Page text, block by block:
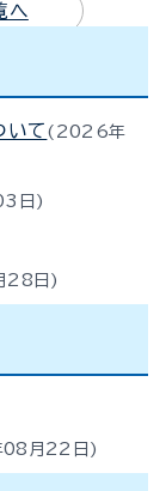
へ
いて
2026年
日
28日
月22日